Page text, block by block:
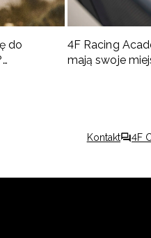
do
4F Racing
mają swoje
Kontakt 4F